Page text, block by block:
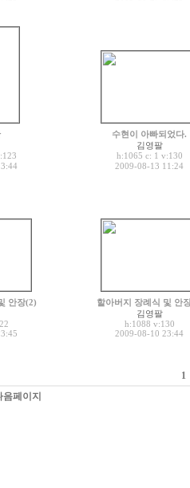
수현이 아빠되었다.
김영팔
h:1065 c: 1 v:130
2009-08-13 11:24
안장(2)
할아버지 장례식 및 안
김영팔
h:1088 v:130
2009-08-10 23:44
1
음페이지